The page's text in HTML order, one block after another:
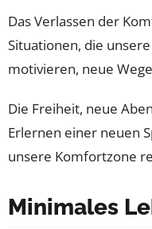
Das Verlassen der
Situationen, die
motivieren, neue
Die Freiheit, neue
Erlernen einer neuen
unsere Komfortzone
Minimales